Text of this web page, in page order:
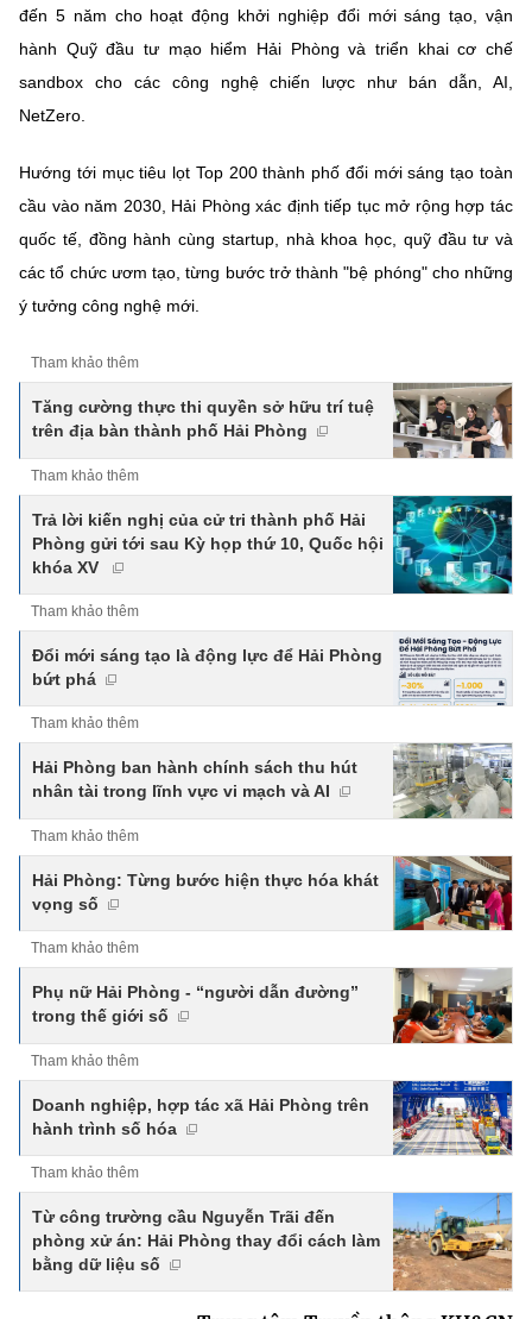
©2026 Bản quyền thuộc Bộ Khoa Học và Công Nghệ
(Ghi rõ nguồn "https://mst.gov.vn" khi phát hành lại thông tin từ
đến 5 năm cho hoạt động khởi nghiệp đổi mới sáng tạo, vận
hành Quỹ đầu tư mạo hiểm Hải Phòng và triển khai cơ chế
sandbox cho các công nghệ chiến lược như bán dẫn, AI,
NetZero.
Hướng tới mục tiêu lọt Top 200 thành phố đổi mới sáng tạo toàn
cầu vào năm 2030, Hải Phòng xác định tiếp tục mở rộng hợp tác
quốc tế, đồng hành cùng startup, nhà khoa học, quỹ đầu tư và
các tổ chức ươm tạo, từng bước trở thành "bệ phóng" cho những
ý tưởng công nghệ mới.
Tham khảo thêm
Tăng cường thực thi quyền sở hữu trí tuệ
trên địa bàn thành phố Hải Phòng
Tham khảo thêm
Trả lời kiến nghị của cử tri thành phố Hải
Phòng gửi tới sau Kỳ họp thứ 10, Quốc hội
khóa XV
Tham khảo thêm
Đổi mới sáng tạo là động lực để Hải Phòng
bứt phá
Tham khảo thêm
Hải Phòng ban hành chính sách thu hút
nhân tài trong lĩnh vực vi mạch và AI
Tham khảo thêm
Hải Phòng: Từng bước hiện thực hóa khát
vọng số
Tham khảo thêm
Phụ nữ Hải Phòng - “người dẫn đường”
trong thế giới số
Tham khảo thêm
Doanh nghiệp, hợp tác xã Hải Phòng trên
hành trình số hóa
Tham khảo thêm
Từ công trường cầu Nguyễn Trãi đến
phòng xử án: Hải Phòng thay đổi cách làm
bằng dữ liệu số